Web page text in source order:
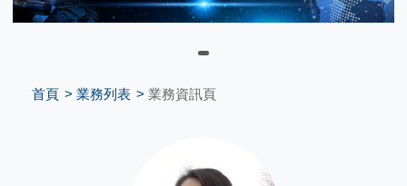
首頁 業務列表 業務資訊頁